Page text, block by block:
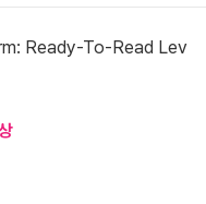
Ready-To-Read Lev